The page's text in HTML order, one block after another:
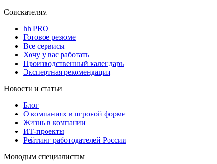
Соискателям
hh PRO
Готовое резюме
Все сервисы
Хочу у вас работать
Производственный календарь
Экспертная рекомендация
Новости и статьи
Блог
О компаниях в игровой форме
Жизнь в компании
ИТ-проекты
Рейтинг работодателей России
Молодым специалистам